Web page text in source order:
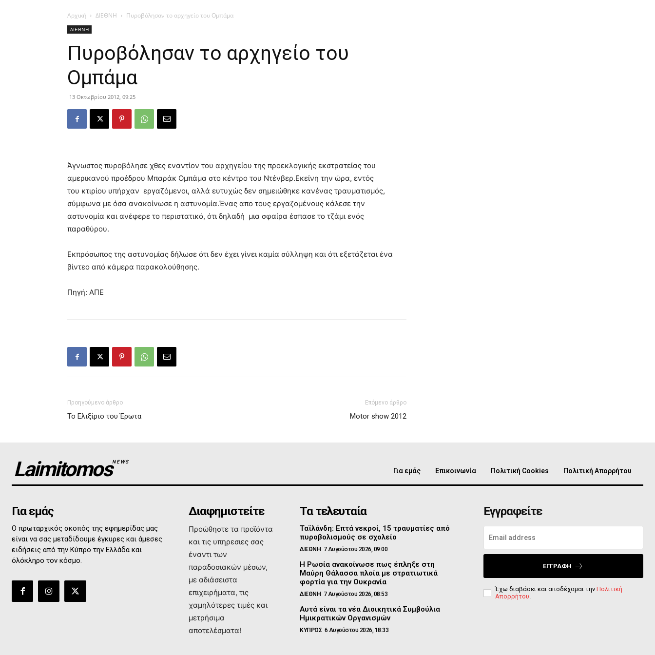
Αρχική ΔΙΕΘΝΗ Πυροβόλησαν το αρχηγείο του Ομπάμα
ΔΙΕΘΝΗ
Πυροβόλησαν το αρχηγείο του
Ομπάμα
13 Οκτωβρίου 2012, 09:25
Άγνωστος πυροβόλησε χθες εναντίον του αρχηγείου της προεκλογικής εκστρατείας του
αμερικανού προέδρου Μπαράκ Ομπάμα στο κέντρο του Ντένβερ.Εκείνη την ώρα, εντός
του κτιρίου υπήρχαν εργαζόμενοι, αλλά ευτυχώς δεν σημειώθηκε κανένας τραυματισμός,
σύμφωνα με όσα ανακοίνωσε η αστυνομία.Ένας απο τους εργαζομένους κάλεσε την
αστυνομία και ανέφερε το περιστατικό, ότι δηλαδή μια σφαίρα έσπασε το τζάμι ενός
παραθύρου.
Εκπρόσωπος της αστυνομίας δήλωσε ότι δεν έχει γίνει καμία σύλληψη και ότι εξετάζεται ένα
βίντεο από κάμερα παρακολούθησης.
Πηγή: ΑΠΕ
Προηγούμενο άρθρο
Το Ελιξίριο του Έρωτα
Επόμενο άρθρο
Motor show 2012
LaimitomosNEWS
Για εμάς Επικοινωνία Πολιτική Cookies Πολιτική Απορρήτου
Για εμάς
Ο πρωταρχικός σκοπός της εφημερίδας μας
είναι να σας μεταδίδουμε έγκυρες και άμεσες
ειδήσεις από την Κύπρο την Ελλάδα και
όλόκληρο τον κόσμο.
Διαφημιστείτε
Προώθηστε τα προϊόντα
και τις υπηρεσιες σας
έναντι των
παραδοσιακών μέσων,
με αδιάσειστα
επιχειρήματα, τις
χαμηλότερες τιμές και
μετρήσιμα
αποτελέσματα!
Τα τελευταία
Ταϊλάνδη: Επτά νεκροί, 15 τραυματίες από
πυροβολισμούς σε σχολείο
ΔΙΕΘΝΗ 7 Αυγούστου 2026, 09:00
Η Ρωσία ανακοίνωσε πως έπληξε στη
Μαύρη Θάλασσα πλοία με στρατιωτικά
φορτία για την Ουκρανία
ΔΙΕΘΝΗ 7 Αυγούστου 2026, 08:53
Αυτά είναι τα νέα Διοικητικά Συμβούλια
Ημικρατικών Οργανισμών
ΚΥΠΡΟΣ 6 Αυγούστου 2026, 18:33
Εγγραφείτε
ΕΓΓΡΑΦΉ
Έχω διαβάσει και αποδέχομαι την Πολιτική
Απορρήτου.